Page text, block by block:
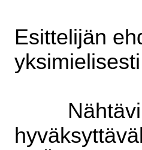
Esittelijän